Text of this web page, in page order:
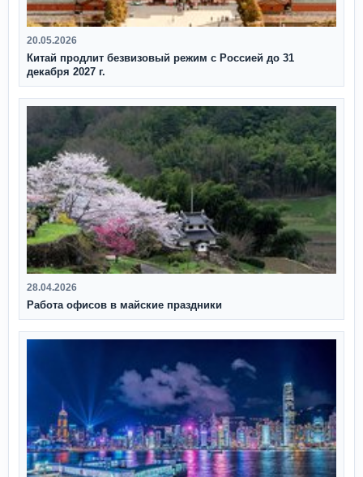
20.05.2026
Китай продлит безвизовый режим с Россией до 31
декабря 2027 г.
28.04.2026
Работа офисов в майские праздники